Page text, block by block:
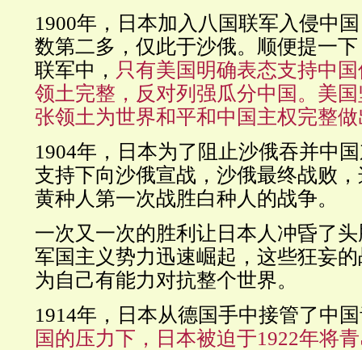
1900年，日本加入八国联军入侵中
数第二多，仅此于沙俄。顺便提一
联军中， 只有美国明确表态支持中
领土完整，反对列强瓜分中国。美
张领土为世界和平和中国主权完整
1904年，日本为了阻止沙俄吞并中
支持下向沙俄宣战，沙俄最终战败
黄种人第一次战胜白种人的战争。
一次又一次的胜利让日本人冲昏了
军国主义势力迅速崛起，这些狂妄
为自己有能力对抗整个世界。
1914年，日本从德国手中接管了中
国的压力下，日本被迫于1922年将